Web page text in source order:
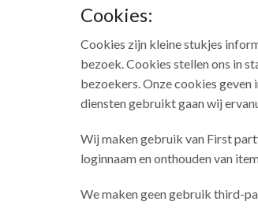
Cookies:
Cookies zijn kleine stukjes
bezoek. Cookies stellen ons in
bezoekers. Onze cookies
diensten gebruikt gaan wij
Wij maken gebruik van First
loginnaam en onthouden van
We maken geen gebruik third-